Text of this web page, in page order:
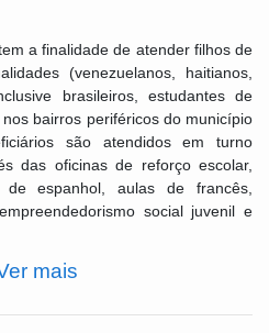
a finalidade de atender filhos de
(venezuelanos, haitianos,
brasileiros, estudantes de
bairros periféricos do município
são atendidos em turno
das oficinas de reforço escolar,
espanhol, aulas de francês,
social juvenil e
mais